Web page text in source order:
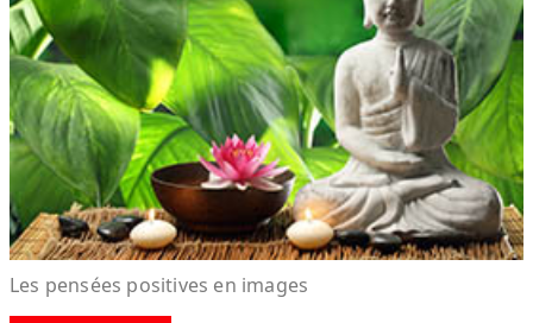
Les pensées positives en images